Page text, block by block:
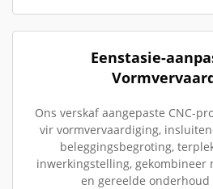
Eenstasie-
Ons verskaf aangepaste CNC-
vir vormvervaardiging,
beleggingsbegroting,
inwerkingstelling,
en gereelde onderhoud